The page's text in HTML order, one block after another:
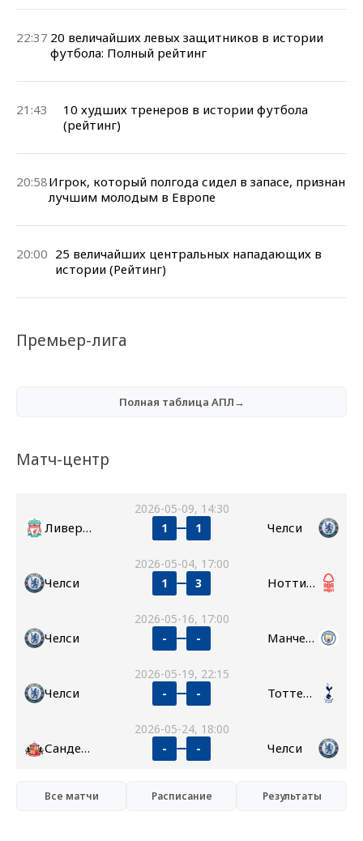
22:37 20 величайших левых защитников в истории
футбола: Полный рейтинг
21:43
10 худших тренеров в истории футбола
(рейтинг)
20:58Игрок, который полгода сидел в запасе, признан
лучшим молодым в Европе
20:00 25 величайших центральных нападающих в
истории (Рейтинг)
Премьер-лига
Полная таблица АПЛ→
Матч-центр
2026-05-09, 14:30
Ливерпуль 1 1 Челси
2026-05-04, 17:00
Челси 1 3 Ноттингем Форест
2026-05-16, 17:00
Челси - - Манчестер Сити
2026-05-19, 22:15
Челси - - Тоттенхэм
2026-05-24, 18:00
Сандерленд - - Челси
Все матчи Расписание Результаты